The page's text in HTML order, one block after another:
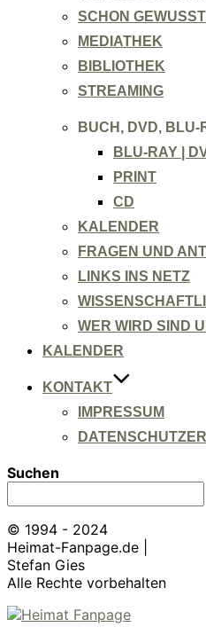
SCHON
MEDIATHEK
BIBLIOTHEK
STREAMING
BUCH, DVD,
BLU-RAY |
PRINT
CD
KALENDER
FRAGEN UND
LINKS INS NETZ
WER WIRD SIND
KALENDER
KONTAKT
IMPRESSUM
Suchen
© 1994 - 2024
Heimat-Fanpage.de |
Stefan Gies
Alle Rechte vorbehalten
Zum